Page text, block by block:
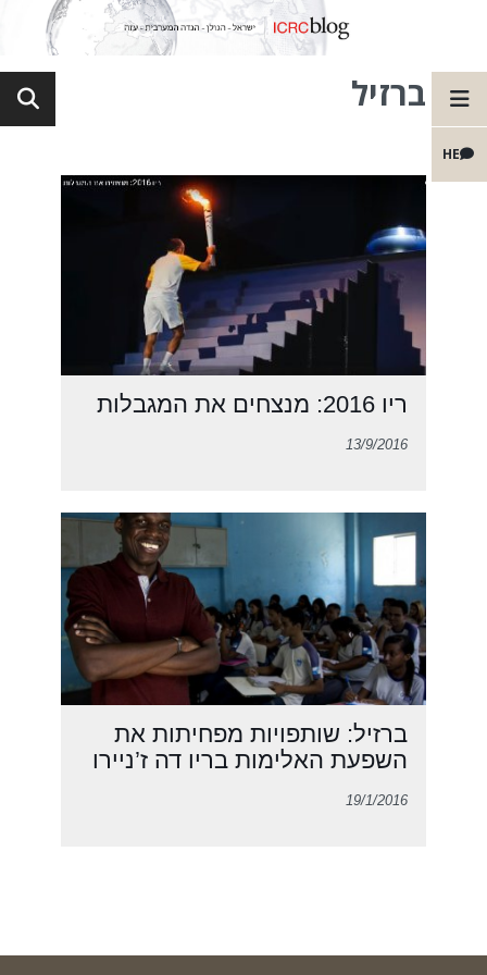
HE
ברזיל
ריו 2016: מנצחים את המגבלות
13/9/2016
ברזיל: שותפויות מפחיתות את
השפעת האלימות בריו דה ז’ניירו
19/1/2016